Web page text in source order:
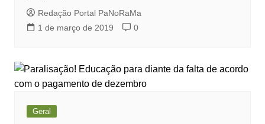
Redação Portal PaNoRaMa
1 de março de 2019
0
Geral